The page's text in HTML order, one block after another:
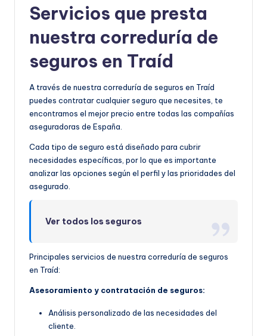
Servicios que presta
nuestra correduría de
seguros en Traíd
A través de nuestra correduría de seguros en Traíd
puedes contratar cualquier seguro que necesites, te
encontramos el mejor precio entre todas las compañías
aseguradoras de España.
Cada tipo de seguro está diseñado para cubrir
necesidades específicas, por lo que es importante
analizar las opciones según el perfil y las prioridades del
asegurado.
Ver todos los seguros
Principales servicios de nuestra correduría de seguros
en Traíd:
Asesoramiento y contratación de seguros:
Análisis personalizado de las necesidades del
cliente.